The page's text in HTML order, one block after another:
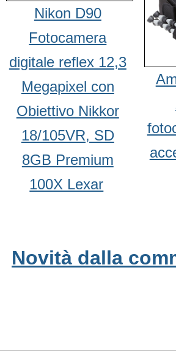
Nikon D90
Fotocamera
digitale reflex 12,3
Megapixel con
Obiettivo Nikkor
18/105VR, SD
8GB Premium
100X Lexar
Novità dalla